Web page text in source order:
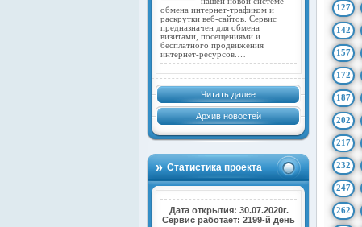
обмена интернет-трафиком и
раскрутки веб-сайтов. Сервис
предназначен для обмена
визитами, посещениями и
бесплатного продвижения
интернет-ресурсов.…
Читать далее
Архив новостей
Статистика проекта
Дата открытия: 30.07.2020г.
Сервис работает: 2199-й день
127
142
157
172
187
202
217
232
247
262